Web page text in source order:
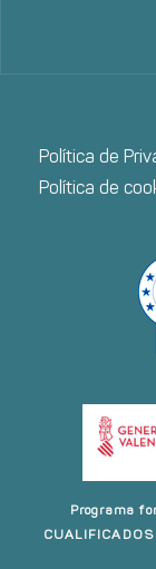
Política de
Política de
Programa